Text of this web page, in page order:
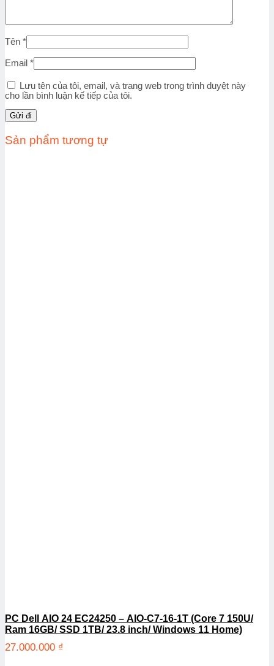
Tên *
Email *
Lưu tên của tôi, email, và trang web trong trình duyệt này
cho lần bình luận kế tiếp của tôi.
Sản phẩm tương tự
PC Dell AIO 24 EC24250 – AIO-C7-16-1T (Core 7 150U/
Ram 16GB/ SSD 1TB/ 23.8 inch/ Windows 11 Home)
27.000.000 ₫